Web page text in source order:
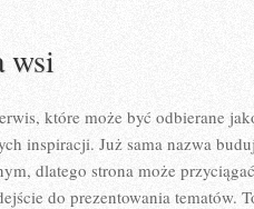
wsi
które może być odbierane
inspiracji. Już sama nazwa
dlatego strona może
do prezentowania tematów.